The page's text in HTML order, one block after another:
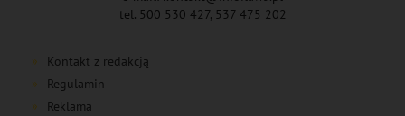
tel. 500 530 427, 537 475 202
Kontakt z redakcją
Regulamin
Reklama